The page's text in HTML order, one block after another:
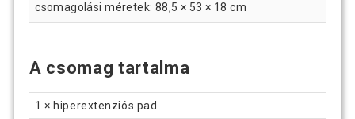
csomagolási méretek: 88,5 × 53 × 18 cm
A csomag tartalma
1 × hiperextenziós pad